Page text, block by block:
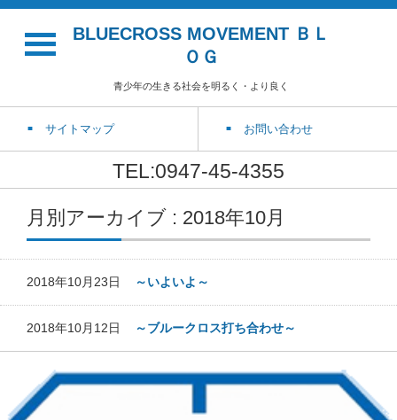
BLUECROSS MOVEMENT ＢＬ
ＯＧ
青少年の生きる社会を明るく・より良く
サイトマップ お問い合わせ
TEL:0947-45-4355
月別アーカイブ : 2018年10月
2018年10月23日 ～いよいよ～
2018年10月12日 ～ブルークロス打ち合わせ～